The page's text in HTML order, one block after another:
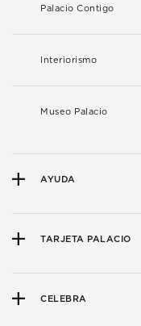
Palacio Contigo
Interiorismo
Museo Palacio
AYUDA
TARJETA PALACIO
CELEBRA